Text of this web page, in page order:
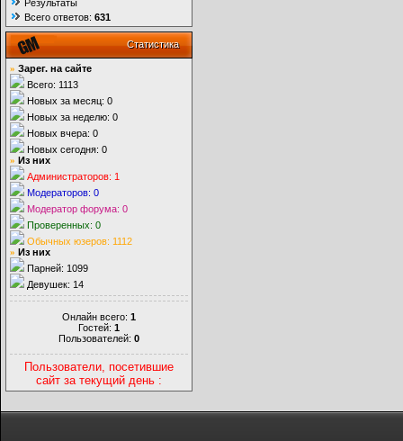
Результаты
Всего ответов: 631
Статистика
» Зарег. на сайте
Всего: 1113
Новых за месяц: 0
Новых за неделю: 0
Новых вчера: 0
Новых сегодня: 0
» Из них
Администраторов: 1
Модераторов: 0
Модератор форума: 0
Проверенных: 0
Обычных юзеров: 1112
» Из них
Парней: 1099
Девушек: 14
Онлайн всего: 1
Гостей: 1
Пользователей: 0
Пользователи, посетившие
сайт за текущий день :